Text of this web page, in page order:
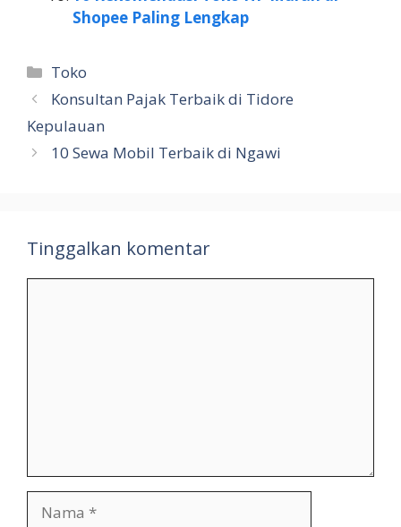
Shopee Paling Lengkap
Kategori
Toko
Konsultan Pajak Terbaik di Tidore
Kepulauan
10 Sewa Mobil Terbaik di Ngawi
Tinggalkan komentar